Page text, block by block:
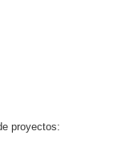
proyectos: